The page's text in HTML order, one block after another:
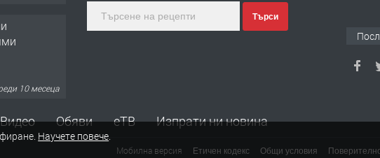
10 месеца
Търси
Видео Обяви еТВ Изпрати ни новина
Мобилна версия Етичен кодекс Общи условия
Научете повече.